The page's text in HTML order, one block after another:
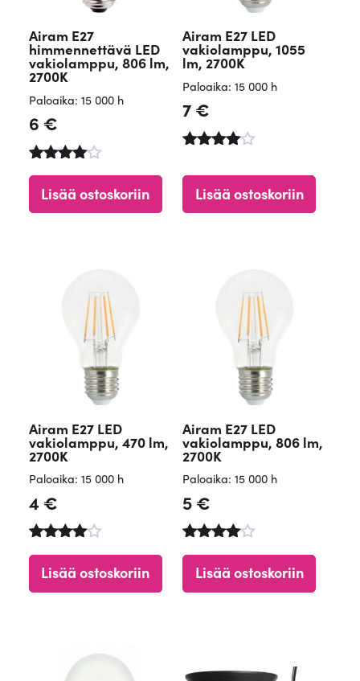
Airam E27
himmennettävä LED
vakiolamppu, 806 lm,
2700K
Paloaika: 15 000 h
6 €
tuotteest
a:
Lisää ostoskoriin
Airam E27 LED
vakiolamppu, 1055
lm, 2700K
Paloaika: 15 000 h
7€
4.90
/ 5
Lisää ostoskoriin
Airam E27 LED
vakiolamppu, 470 lm,
2700K
Paloaika: 15 000 h
4 €
tuotteesta
4.84
Lisää ostoskoriin
Airam E27 LED
vakiolamppu, 806 lm,
2700K
Paloaika: 15 000 h
5€
tuotteesta
4.65
Lisää ostoskoriin